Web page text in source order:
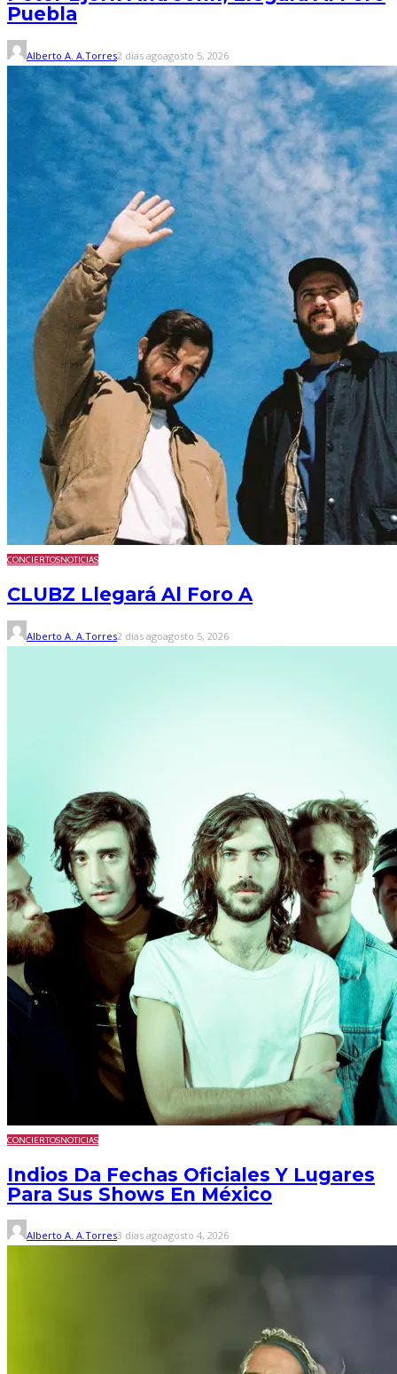
Puebla
Alberto A. A.Torres2 días agoagosto 5, 2026
CONCIERTOSNOTICIAS
CLUBZ Llegará Al Foro A
Alberto A. A.Torres2 días agoagosto 5, 2026
CONCIERTOSNOTICIAS
Indios Da Fechas Oficiales Y Lugares
Para Sus Shows En México
Alberto A. A.Torres3 días agoagosto 4, 2026